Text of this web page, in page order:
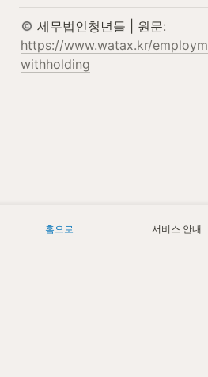
https://www.watax.kr/
withholding
홈으로 서비스 안내